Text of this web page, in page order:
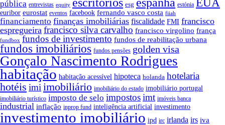
pública entrevistas equity esg estónia EUA
euribor eurostat eventos facebook fernando vasco costa fiiah
financiamento finanças imobiliárias fiscalidade FMI francisco
espregueira francisco silva carvalho francisco virgolino frança
fundbox fundos de investimento fundos de reabilitação urbana
fundos imobiliários fundos pensões golden visa
Gonçalo Nascimento Rodrigues
habitação habitação acessível hipoteca holanda hotelaria
hotéis imi imobiliário imobiliário do estado imobiliário portugal
imobiliário turístico imposto de selo impostosimt imóveis banca
industrial inflação inprop fund inteligência artificial investimento
investimento imobiliário ipd irc irlanda irs iva